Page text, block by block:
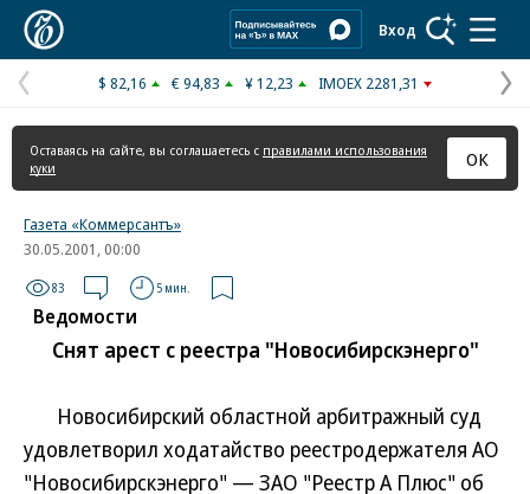
Вход
Предыдущая
страница
$ 82,16 € 94,83 ¥ 12,23 IMOEX 2281,31
Оставаясь на сайте, вы соглашаетесь с правилами использования
куки
ОК
Газета «Коммерсантъ»
30.05.2001, 00:00
83 5 мин.
Ведомости
Снят арест с реестра "Новосибирскэнерго"
Новосибирский областной арбитражный суд
удовлетворил ходатайство реестродержателя АО
"Новосибирскэнерго" — ЗАО "Реестр А Плюс" об